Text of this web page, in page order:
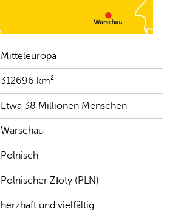
Mitteleuropa
312696 km²
Etwa 38 Millionen Menschen
Warschau
Polnisch
Polnischer Złoty (PLN)
herzhaft und vielfältig